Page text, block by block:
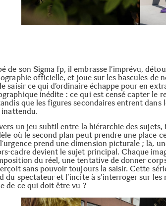
de son Sigma fp, il embrasse l’imprévu,
officielle, et joue sur les bascules de
saisir ce qui d’ordinaire échappe pour en
inédite : ce qui est censé capter le
que les figures secondaires entrent dans
un jeu subtil entre la hiérarchie des sujets,
où le second plan peut prendre une place
prend une dimension picturale ; là,
cadre devient le sujet principal. Chaque
du réel, une tentative de donner
sans pouvoir toujours la saisir. Cette
du spectateur et l’incite à s’interroger sur les
de ce qui doit être vu ?